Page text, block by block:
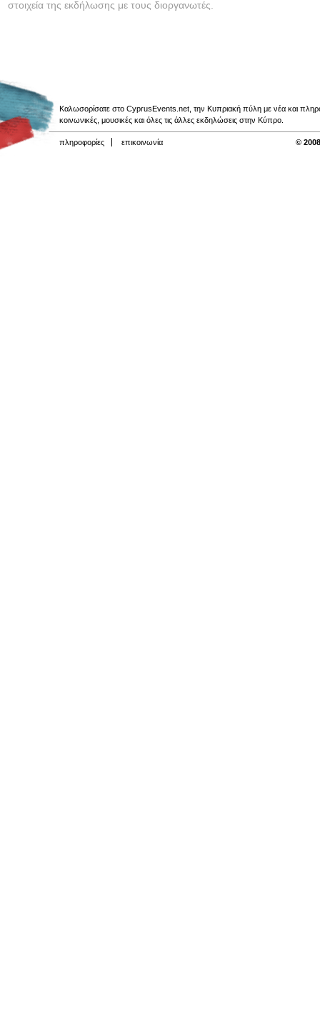
στοιχεία της εκδήλωσης με τους διοργανωτές.
Καλωσορίσατε στο CyprusEvents.net, την Κυπριακή πύλη με νέα και
κοινωνικές, μουσικές και όλες τις άλλες εκδηλώσεις στην Κύπρο.
πληροφορίες επικοινωνία ©